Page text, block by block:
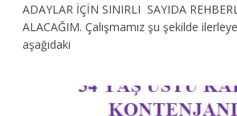
ADAYLAR İÇİN SINIRLI SAYIDA
ALACAĞIM. Çalışmamız şu şekilde
aşağıdaki